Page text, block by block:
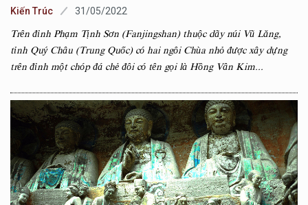
Kiến Trúc 31/05/2022
Trên đỉnh Phạm Tịnh Sơn (Fanjingshan) thuộc dãy núi Vũ Lăng,
tỉnh Quý Châu (Trung Quốc) có hai ngôi Chùa nhỏ được xây dựng
trên đỉnh một chóp đá chẻ đôi có tên gọi là Hồng Vân Kim...